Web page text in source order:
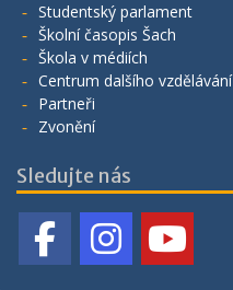
Studentský parlament
Školní časopis Šach
Škola v médiích
Centrum dalšího vzdělávání
Partneři
Zvonění
Sledujte nás